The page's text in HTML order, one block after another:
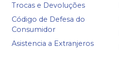
Trocas e Devoluções
Código de Defesa do
Consumidor
Asistencia a Extranjeros